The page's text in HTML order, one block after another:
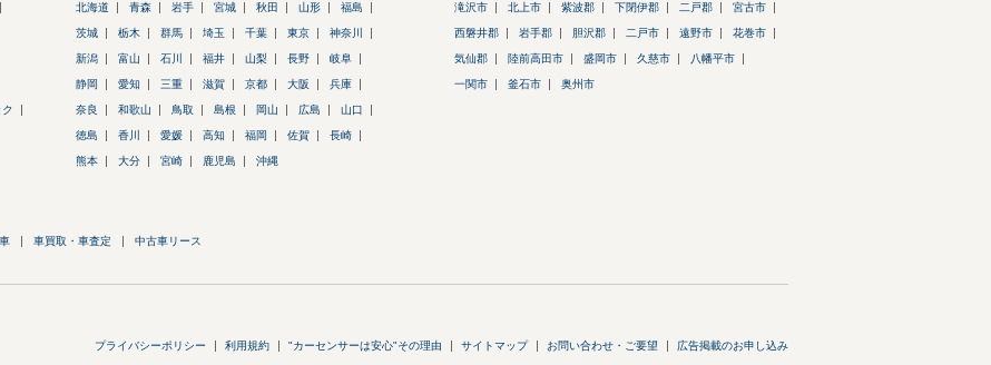
北海道 青森 岩手 宮城 秋田 山形 福島
茨城 栃木 群馬 埼玉 千葉 東京 神奈川
新潟 富山 石川 福井 山梨 長野 岐阜
静岡 愛知 三重 滋賀 京都 大阪 兵庫
奈良 和歌山 鳥取 島根 岡山 広島 山口
徳島 香川 愛媛 高知 福岡 佐賀 長崎
熊本 大分 宮崎 鹿児島 沖縄
滝沢市 北上市 紫波郡 下閉伊郡 二戸郡 宮古市
西磐井郡 岩手郡 胆沢郡 二戸市 遠野市 花巻市
気仙郡 陸前高田市 盛岡市 久慈市 八幡平市
一関市 釜石市 奥州市
車買取・車査定 中古車リース
プライバシーポリシー 利用規約 "カーセンサーは安心"その理由 サイトマップ お問い合わせ・ご要望 広告掲載のお申し込み